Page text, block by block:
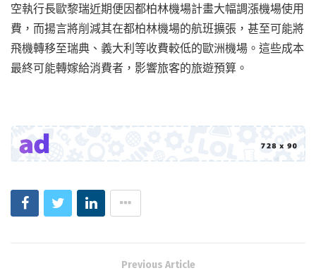
空執行長歐黎瑞近期便因都柏林機場計畫大幅調漲機場使用
費，而揚言將削減其在都柏林機場的航班擴張，甚至可能將
飛機轉移至瑞典、義大利等收費較低的歐洲機場。這些成本
最終可能轉嫁給消費者，影響旅客的旅遊預算。
Previous Article